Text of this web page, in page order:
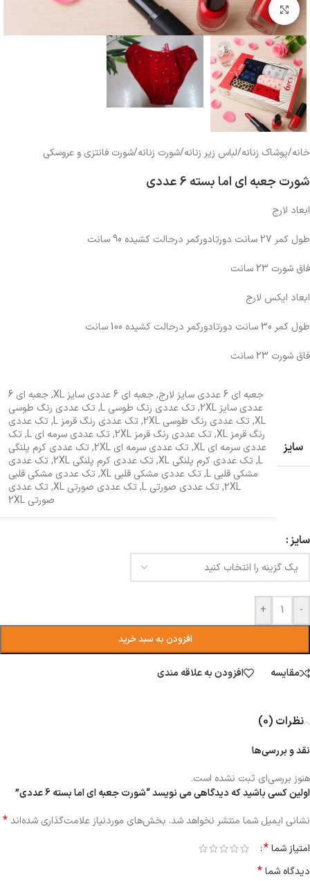
بزرگنمایی تصویر
خانه/پوشاک زنانه/لباس زیر زنانه/شورت زنانه/شورت فانتزی و عروسکی
شورت جعبه ای اما بسته 6 عددی
ابعاد لارج
طول کمر 27 سانت دورتادورکمر درحالت کشیده 90 سانت
فاق شورت 23 سانت
ابعاد ایکس لارج
طول کمر 30 سانت دورتادورکمر درحالت کشیده 100 سانت
فاق شورت 23 سانت
سایز
جعبه ای 6 عددی سایز لارج ,جعبه ای 6 عددی سایز XL ,
جعبه ای 6
عددی سایز 2XL
,تک عددی رنگ طوسی L ,تک عددی رنگ طوسی
XL
,تک عددی رنگ طوسی 2XL ,تک عددی رنگ قرمز L ,تک عددی
رنگ قرمز XL
,تک عددی رنگ قرمز 2XL ,تک عددی سرمه ای L ,تک
عددی سرمه ای XL
,تک عددی سرمه ای 2XL ,تک عددی کرم پلنگی
L
,تک عددی کرم پلنگی XL ,تک عددی کرم پلنگی 2XL ,تک عددی
مشکی قلبی L
,تک عددی مشکی قلبی XL ,تک عددی مشکی قلبی
2XL
,تک عددی صورتی L ,تک عددی صورتی XL ,تک عددی
صورتی 2XL
سایز
-
+
افزودن به سبد خرید
مقایسه افزودن به علاقه مندی
نظرات (0)
نقد و بررسی‌ها
هنوز بررسی‌ای ثبت نشده است.
اولین کسی باشید که دیدگاهی می نویسد “شورت جعبه ای اما بسته 6 عددی”
نشانی ایمیل شما منتشر نخواهد شد. بخش‌های موردنیاز علامت‌گذاری شده‌اند*
امتیاز شما*
دیدگاه شما*